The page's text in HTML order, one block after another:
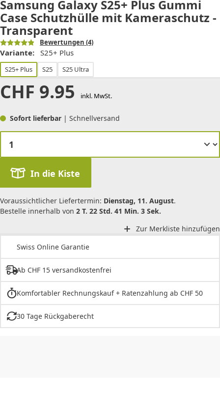
Samsung Galaxy S25+ Plus Gummi
Case Schutzhülle mit Kameraschutz -
Transparent
Bewertungen (4)
Variante: S25+ Plus
S25+ Plus S25 S25 Ultra
CHF 9.95 inkl. MwSt.
Sofort lieferbar | Schnellversand
In die Kiste
Voraussichtlicher Liefertermin: Dienstag, 11. August.
Bestelle innerhalb von 2 T. 22 Std. 41 Min. 3 Sek.
Zur Merkliste hinzufügen
Swiss Online Garantie
Ab CHF 15 versandkostenfrei
Komfortabler Rechnungskauf + Ratenzahlung ab CHF 50
30 Tage Rückgaberecht